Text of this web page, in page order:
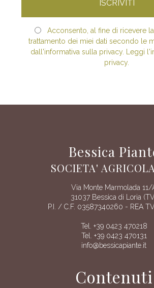
Acconsento, al fine di ricevere la
trattamento dei miei dati secondo le
dall'informativa sulla privacy. Leggi
privacy.
Bessica
SOCIETA'
Via Monte Marmolada 11/
31037 Bessica di Loria
P.I. / C.F. 03587340260 - REA
Tel. +39 0423 470218
Tel. +39 0423 470131
info@bessicapiante.it
Contenuti